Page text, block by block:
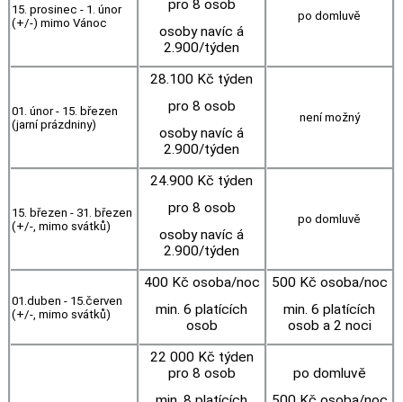
15. prosinec - 1. únor
(+/-) mimo Vánoc
pro 8 osob
osoby navíc á
2.900/týden
po domluvě
01. únor - 15. březen
(jarní prázdniny)
28.100 Kč týden
pro 8 osob
osoby navíc á
2.900/týden
není možný
15. březen - 31. březen
(+/-, mimo svátků)
24.900 Kč týden
pro 8 osob
osoby navíc á
2.900/týden
po domluvě
01.duben - 15.červen
(+/-, mimo svátků)
400 Kč osoba/noc
min. 6 platících
osob
500 Kč osoba/noc
min. 6 platících
osob a 2 noci
22 000 Kč týden
pro 8 osob
po domluvě